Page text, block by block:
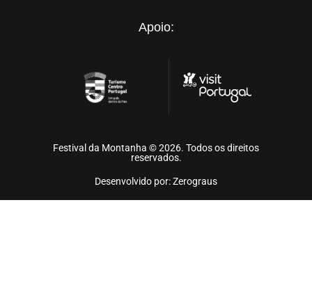
Apoio:
Festival da Montanha © 2026. Todos os direitos
reservados.
Desenvolvido por: Zerograus